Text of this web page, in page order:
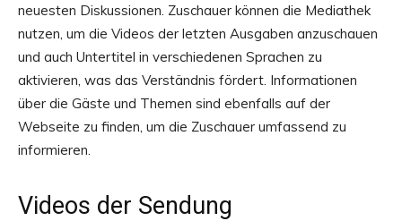
neuesten Diskussionen. Zuschauer können die Mediathek
nutzen, um die Videos der letzten Ausgaben anzuschauen
und auch Untertitel in verschiedenen Sprachen zu
aktivieren, was das Verständnis fördert. Informationen
über die Gäste und Themen sind ebenfalls auf der
Webseite zu finden, um die Zuschauer umfassend zu
informieren.
Videos der Sendung